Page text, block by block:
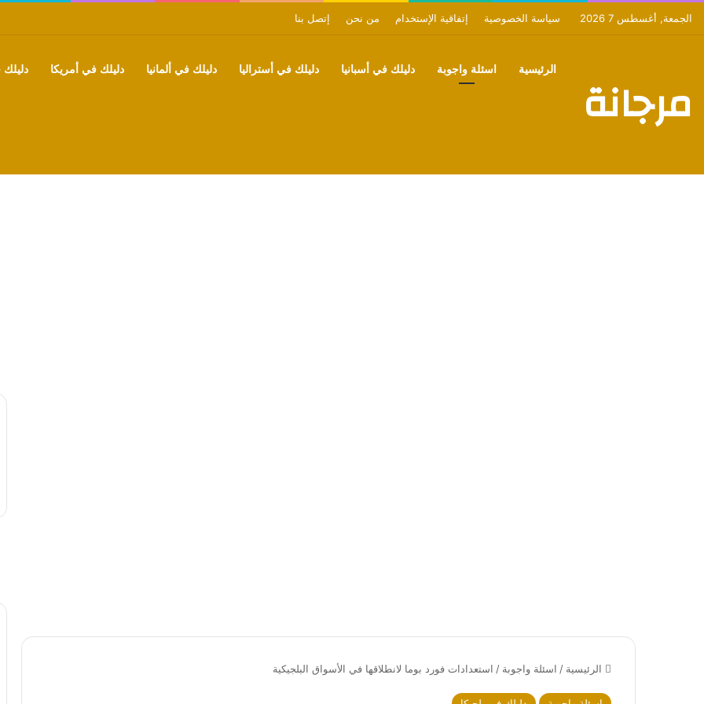
الجمعة, أغسطس 7 2026 سياسة الخصوصية إتفاقية الإستخدام من نحن إتصل بنا
مرجانة الرئيسية اسئلة واجوبة دليلك في أسبانيا دليلك في أستراليا دليلك في ألمانيا دليلك في أمريكا دليلك
الرئيسية / اسئلة واجوبة / استعدادات فورد بوما لانطلاقها في الأسواق البلجيكية